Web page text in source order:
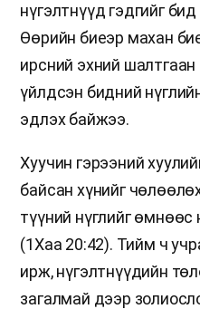
нүгэлтнүүд гэдгийг
Өөрийн биеэр махан
ирсний эхний шалтгаан
үйлдсэн бидний
эдлэх байжээ.
Хуучин гэрээний
байсан хүнийг
түүний нүглийг өмнөөс
(1Хаа 20:42). Тийм ч
ирж, нүгэлтнүүдийн
загалмай дээр